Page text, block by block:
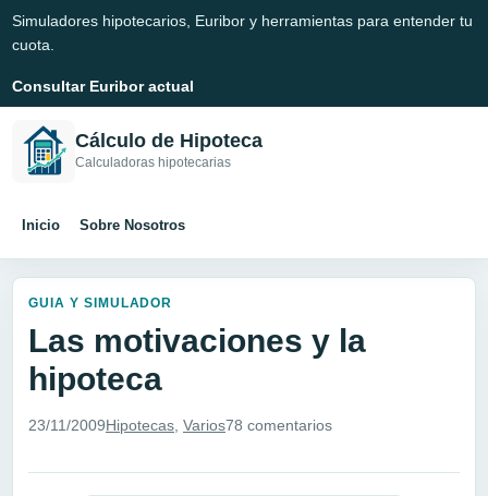
Simuladores hipotecarios, Euribor y herramientas para entender tu
cuota.
Consultar Euribor actual
Cálculo de Hipoteca
Calculadoras hipotecarias
Inicio Sobre Nosotros
GUIA Y SIMULADOR
Las motivaciones y la
hipoteca
23/11/2009Hipotecas Varios78 comentarios